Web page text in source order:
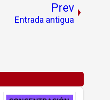
Prev
Entrada antigua